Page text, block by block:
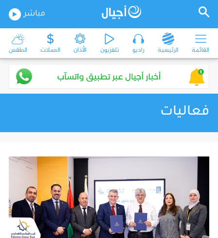
مباشر
القائمة الرئيسية راديو تلفزيون الأذان العملات الطقس
فعاليات